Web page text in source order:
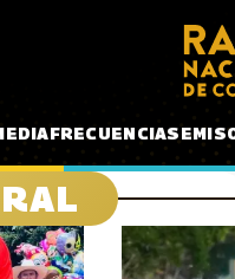
FRECUENCIAS